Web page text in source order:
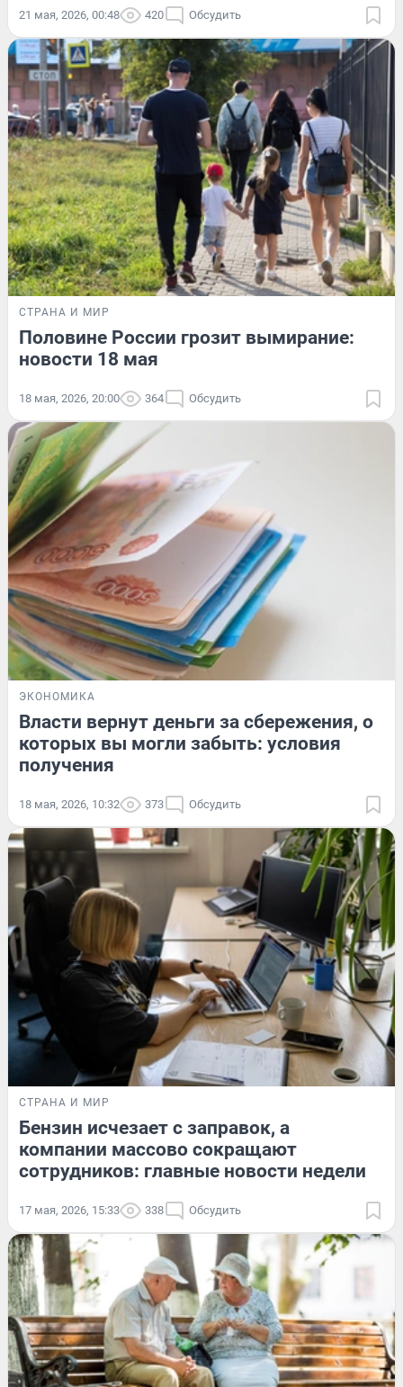
21 мая, 2026, 00:48 420 Обсудить
СТРАНА И МИР
Половине России грозит вымирание:
новости 18 мая
18 мая, 2026, 20:00 364 Обсудить
ЭКОНОМИКА
Власти вернут деньги за сбережения, о
которых вы могли забыть: условия
получения
18 мая, 2026, 10:32 373 Обсудить
СТРАНА И МИР
Бензин исчезает с заправок, а
компании массово сокращают
сотрудников: главные новости недели
17 мая, 2026, 15:33 338 Обсудить